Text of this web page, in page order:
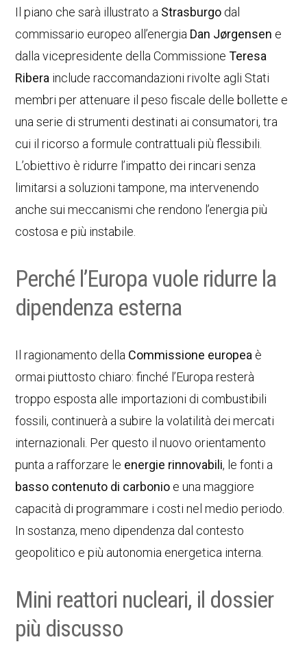
Il piano che sarà illustrato a Strasburgo dal
commissario europeo all’energia Dan Jørgensen e
dalla vicepresidente della CommissioneTeresa
Ribera include raccomandazioni rivolte agli Stati
membri per attenuare il peso fiscale delle bollette e
una serie di strumenti destinati ai consumatori, tra
cui il ricorso a formule contrattuali più flessibili.
L’obiettivo è ridurre l’impatto dei rincari senza
limitarsi a soluzioni tampone, ma intervenendo
anche sui meccanismi che rendono l’energia più
costosa e più instabile.
Perché l’Europa vuole ridurre la
dipendenza esterna
Il ragionamento della Commissione europea è
ormai piuttosto chiaro: finché l’Europa resterà
troppo esposta alle importazioni di combustibili
fossili, continuerà a subire la volatilità dei mercati
internazionali. Per questo il nuovo orientamento
punta a rafforzare le energie rinnovabili, le fonti a
basso contenuto di carbonio e una maggiore
capacità di programmare i costi nel medio periodo.
In sostanza, meno dipendenza dal contesto
geopolitico e più autonomia energetica interna.
Mini reattori nucleari, il dossier
più discusso